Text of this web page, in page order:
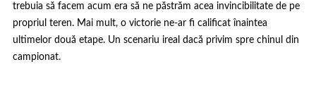
trebuia să facem acum era să ne păstrăm acea invincibilitate de pe
propriul teren. Mai mult, o victorie ne-ar fi calificat înaintea
ultimelor două etape. Un scenariu ireal dacă privim spre chinul din
campionat.